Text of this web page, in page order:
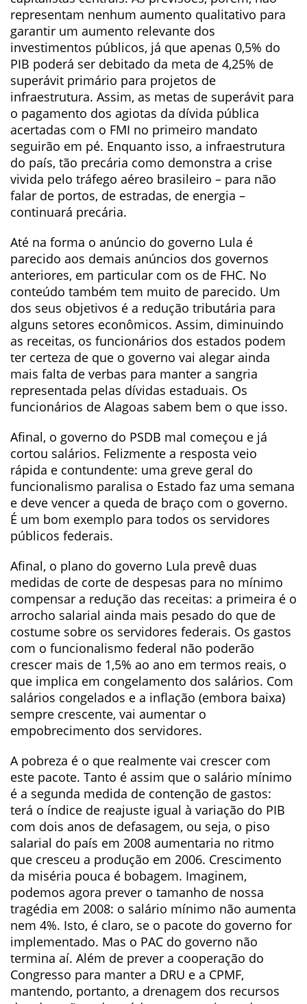
representam nenhum aumento qualitativo para
garantir um aumento relevante dos
investimentos públicos, já que apenas 0,5% do
PIB poderá ser debitado da meta de 4,25% de
superávit primário para projetos de
infraestrutura. Assim, as metas de superávit para
o pagamento dos agiotas da dívida pública
acertadas com o FMI no primeiro mandato
seguirão em pé. Enquanto isso, a infraestrutura
do país, tão precária como demonstra a crise
vivida pelo tráfego aéreo brasileiro – para não
falar de portos, de estradas, de energia –
continuará precária.
Até na forma o anúncio do governo Lula é
parecido aos demais anúncios dos governos
anteriores, em particular com os de FHC. No
conteúdo também tem muito de parecido. Um
dos seus objetivos é a redução tributária para
alguns setores econômicos. Assim, diminuindo
as receitas, os funcionários dos estados podem
ter certeza de que o governo vai alegar ainda
mais falta de verbas para manter a sangria
representada pelas dívidas estaduais. Os
funcionários de Alagoas sabem bem o que isso.
Afinal, o governo do PSDB mal começou e já
cortou salários. Felizmente a resposta veio
rápida e contundente: uma greve geral do
funcionalismo paralisa o Estado faz uma semana
e deve vencer a queda de braço com o governo.
É um bom exemplo para todos os servidores
públicos federais.
Afinal, o plano do governo Lula prevê duas
medidas de corte de despesas para no mínimo
compensar a redução das receitas: a primeira é o
arrocho salarial ainda mais pesado do que de
costume sobre os servidores federais. Os gastos
com o funcionalismo federal não poderão
crescer mais de 1,5% ao ano em termos reais, o
que implica em congelamento dos salários. Com
salários congelados e a inflação (embora baixa)
sempre crescente, vai aumentar o
empobrecimento dos servidores.
A pobreza é o que realmente vai crescer com
este pacote. Tanto é assim que o salário mínimo
é a segunda medida de contenção de gastos:
terá o índice de reajuste igual à variação do PIB
com dois anos de defasagem, ou seja, o piso
salarial do país em 2008 aumentaria no ritmo
que cresceu a produção em 2006. Crescimento
da miséria pouca é bobagem. Imaginem,
podemos agora prever o tamanho de nossa
tragédia em 2008: o salário mínimo não aumenta
nem 4%. Isto, é claro, se o pacote do governo for
implementado. Mas o PAC do governo não
termina aí. Além de prever a cooperação do
Congresso para manter a DRU e a CPMF,
mantendo, portanto, a drenagem dos recursos